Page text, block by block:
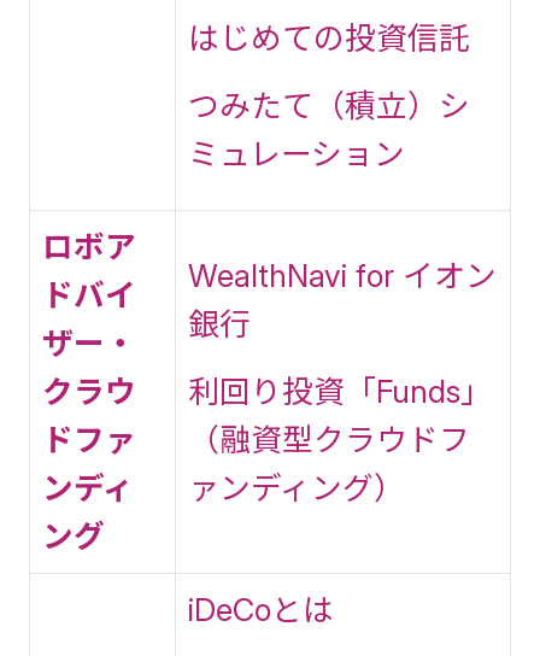
はじめての投資信託
つみたて（積立）シ
ミュレーション
ロボア
ドバイ
ザー・
クラウ
ドファ
ンディ
ング
WealthNavi for イオン
銀行
利回り投資「Funds」
（融資型クラウドフ
ァンディング）
iDeCoとは